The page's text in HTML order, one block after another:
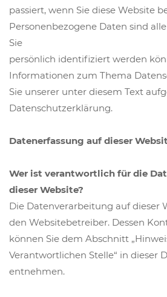
passiert, wenn Sie diese Website
Personenbezogene Daten sind
Sie
persönlich identifiziert werden
Informationen zum Thema
Sie unserer unter diesem Text
Datenschutzerklärung.
Datenerfassung auf dieser
Wer ist verantwortlich für die
dieser Website?
Die Datenverarbeitung auf dieser
den Websitebetreiber. Dessen
können Sie dem Abschnitt
Verantwortlichen Stelle“ in dieser
entnehmen.